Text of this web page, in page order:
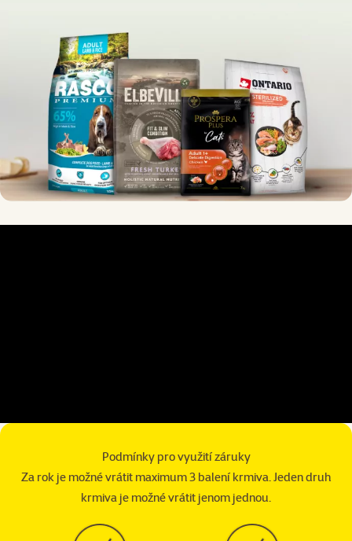
Podmínky pro využití záruky
Za rok je možné vrátit maximum 3 balení krmiva. Jeden druh
krmiva je možné vrátit jenom jednou.